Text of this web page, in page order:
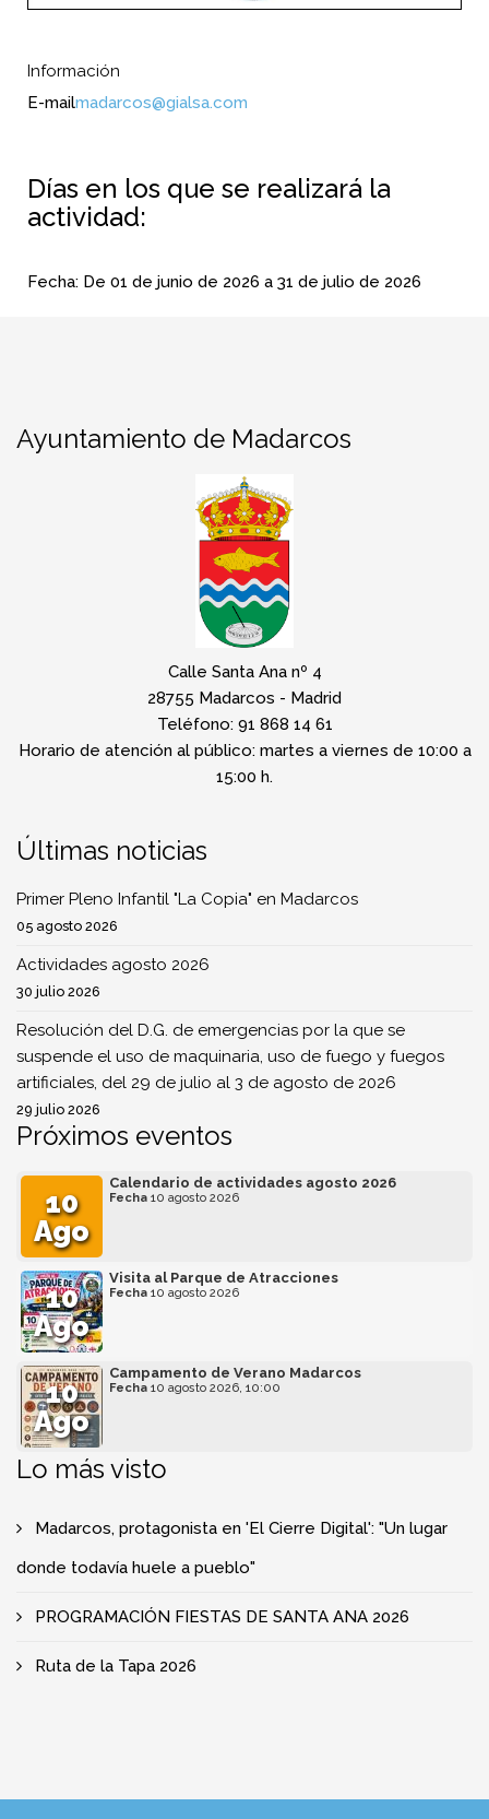
Información
E-mailmadarcos@gialsa.com
Días en los que se realizará la
actividad:
Fecha: De 01 de junio de 2026 a 31 de julio de 2026
Ayuntamiento de Madarcos
Calle Santa Ana nº 4
28755 Madarcos - Madrid
Teléfono: 91 868 14 61
Horario de atención al público: martes a viernes de 10:00 a
15:00 h.
Últimas noticias
Primer Pleno Infantil "La Copia" en Madarcos
05 agosto 2026
Actividades agosto 2026
30 julio 2026
Resolución del D.G. de emergencias por la que se
suspende el uso de maquinaria, uso de fuego y fuegos
artificiales, del 29 de julio al 3 de agosto de 2026
29 julio 2026
Próximos eventos
10
Ago
Calendario de actividades agosto 2026
Fecha 10 agosto 2026
10
Ago
Visita al Parque de Atracciones
Fecha 10 agosto 2026
10
Ago
Campamento de Verano Madarcos
Fecha 10 agosto 2026, 10:00
Lo más visto
Madarcos, protagonista en 'El Cierre Digital': "Un lugar
donde todavía huele a pueblo"
PROGRAMACIÓN FIESTAS DE SANTA ANA 2026
Ruta de la Tapa 2026